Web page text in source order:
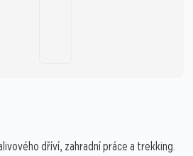
dříví, zahradní práce a trekking.